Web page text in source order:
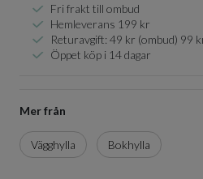
Fri frakt till ombud
Hemleverans 199 kr
Returavgift: 49 kr (ombud) 99
Öppet köp i 14 dagar
Mer från
Vägghylla Bokhylla